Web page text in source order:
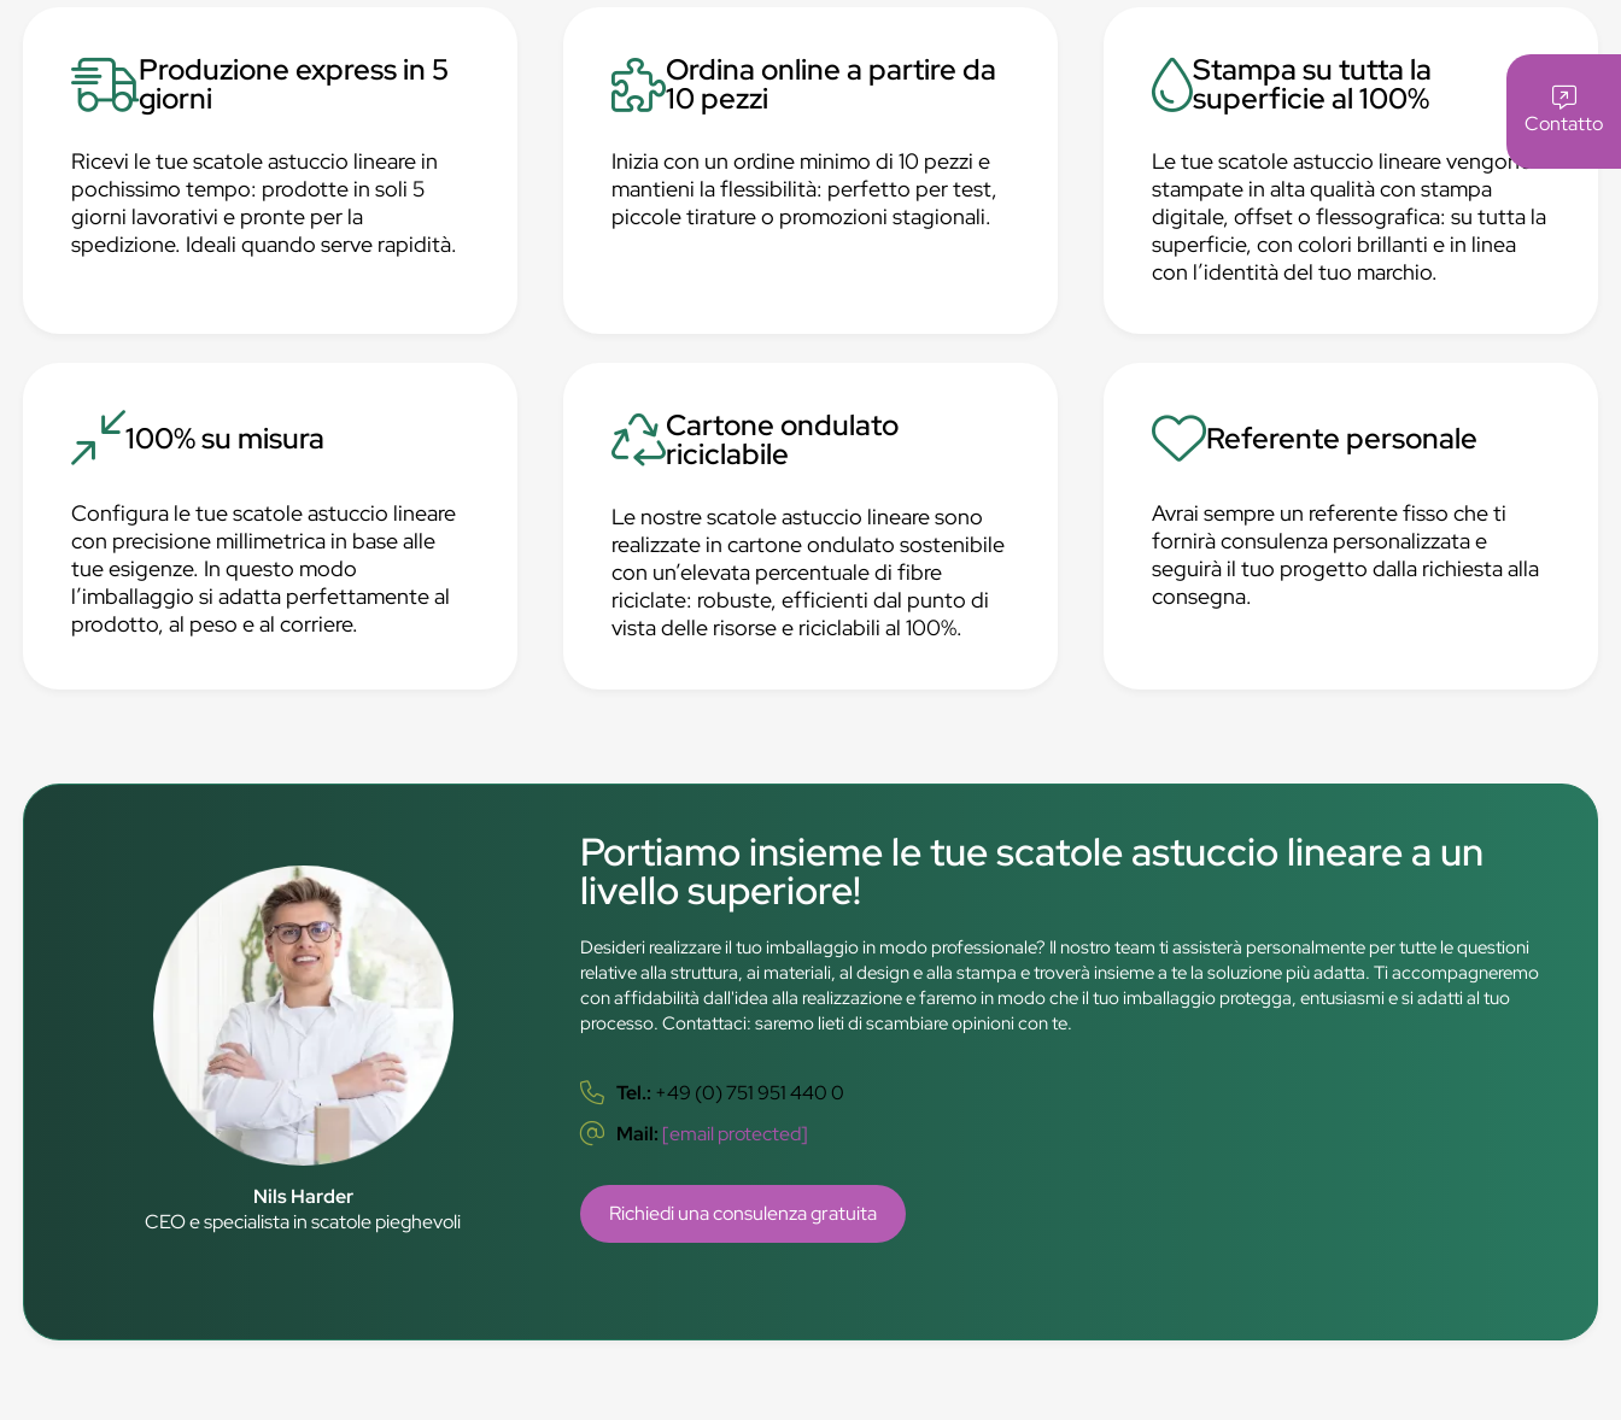
Contatto
Produzione express in 5
giorni
Ricevi le tue scatole astuccio lineare in
pochissimo tempo: prodotte in soli 5
giorni lavorativi e pronte per la
spedizione. Ideali quando serve rapidità.
Ordina online a partire da
10 pezzi
Inizia con un ordine minimo di 10 pezzi e
mantieni la flessibilità: perfetto per test,
piccole tirature o promozioni stagionali.
Stampa su tutta la
superficie al 100%
Le tue scatole astuccio lineare vengono
stampate in alta qualità con stampa
digitale, offset o flessografica: su tutta la
superficie, con colori brillanti e in linea
con l’identità del tuo marchio.
100% su misura
Configura le tue scatole astuccio lineare
con precisione millimetrica in base alle
tue esigenze. In questo modo
l’imballaggio si adatta perfettamente al
prodotto, al peso e al corriere.
Cartone ondulato
riciclabile
Le nostre scatole astuccio lineare sono
realizzate in cartone ondulato sostenibile
con un’elevata percentuale di fibre
riciclate: robuste, efficienti dal punto di
vista delle risorse e riciclabili al 100%.
Referente personale
Avrai sempre un referente fisso che ti
fornirà consulenza personalizzata e
seguirà il tuo progetto dalla richiesta alla
consegna.
Nils Harder
CEO e specialista in scatole pieghevoli
Portiamo insieme le tue scatole astuccio lineare a un
livello superiore!
Desideri realizzare il tuo imballaggio in modo professionale? Il nostro team ti assisterà personalmente per tutte le questioni
relative alla struttura, ai materiali, al design e alla stampa e troverà insieme a te la soluzione più adatta. Ti accompagneremo
con affidabilità dall'idea alla realizzazione e faremo in modo che il tuo imballaggio protegga, entusiasmi e si adatti al tuo
processo. Contattaci: saremo lieti di scambiare opinioni con te.
Tel.: +49 (0) 751 951 440 0
Mail: [email protected]
Richiedi una consulenza gratuita